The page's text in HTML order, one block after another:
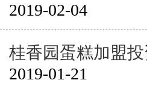
2019-02-04
桂香园蛋糕加盟
2019-01-21